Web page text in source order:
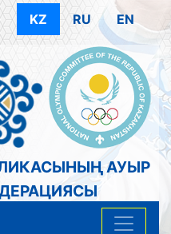
KZ RU EN
АУЫР